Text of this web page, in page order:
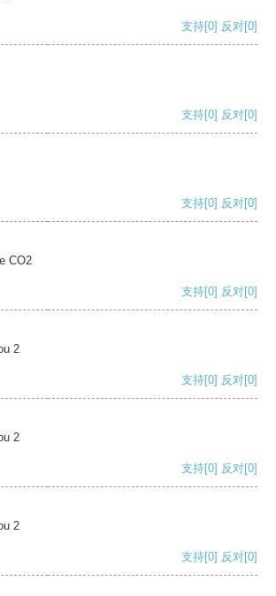
支持[0] 反对[0]
支持[0] 反对[0]
支持[0] 反对[0]
CO2
支持[0] 反对[0]
2
支持[0] 反对[0]
2
支持[0] 反对[0]
2
支持[0] 反对[0]